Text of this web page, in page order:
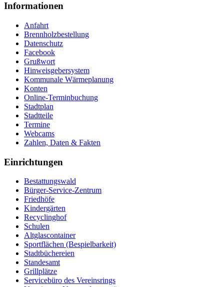
Informationen
Anfahrt
Brennholzbestellung
Datenschutz
Facebook
Grußwort
Hinweisgebersystem
Kommunale Wärmeplanung
Konten
Online-Terminbuchung
Stadtplan
Stadtteile
Termine
Webcams
Zahlen, Daten & Fakten
Einrichtungen
Bestattungswald
Bürger-Service-Zentrum
Friedhöfe
Kindergärten
Recyclinghof
Schulen
Altglascontainer
Sportflächen (Bespielbarkeit)
Stadtbüchereien
Standesamt
Grillplätze
Servicebüro des Vereinsrings